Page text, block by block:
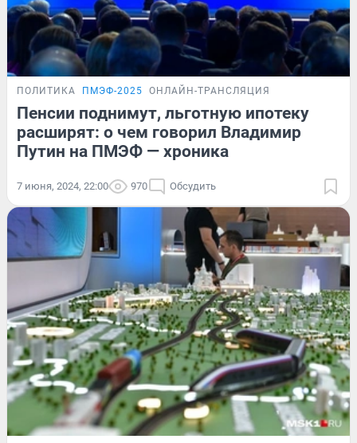
ПОЛИТИКА ПМЭФ-2025 ОНЛАЙН-ТРАНСЛЯЦИЯ
Пенсии поднимут, льготную ипотеку
расширят: о чем говорил Владимир
Путин на ПМЭФ — хроника
7 июня, 2024, 22:00 970 Обсудить